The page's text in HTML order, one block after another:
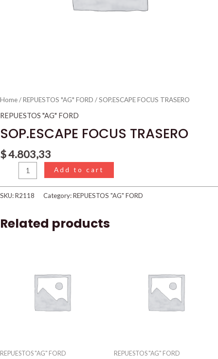
Home/REPUESTOS "AG" FORD / SOP.ESCAPE FOCUS TRASERO
REPUESTOS "AG" FORD
SOP.ESCAPE FOCUS TRASERO
$4.803,33
Add to cart
SKU:R2118 Category:REPUESTOS "AG" FORD
Related products
REPUESTOS "AG" FORD REPUESTOS "AG" FORD